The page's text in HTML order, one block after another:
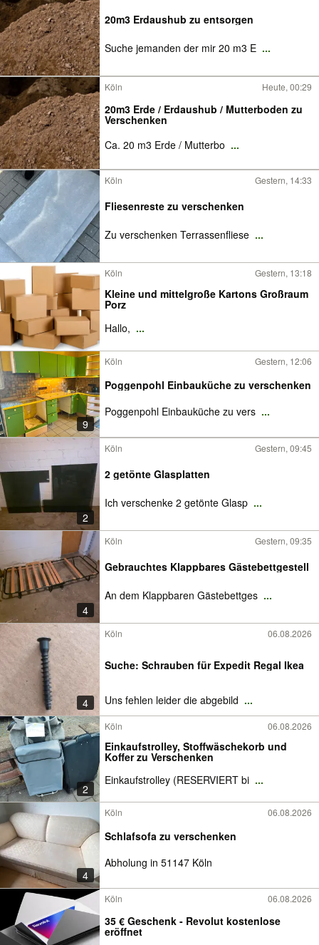
20m3 Erdaushub zu entsorgen
Suche jemanden der mir 20 m3 E ...
Köln Heute, 00:29
20m3 Erde / Erdaushub / Mutterboden zu
Verschenken
Ca. 20 m3 Erde / Mutterbo ...
Köln Gestern, 14:33
Fliesenreste zu verschenken
Zu verschenken Terrassenfliese ...
Köln Gestern, 13:18
Kleine und mittelgroße Kartons Großraum
Porz
Hallo, ...
9
Köln Gestern, 12:06
Poggenpohl Einbauküche zu verschenken
Poggenpohl Einbauküche zu vers ...
2
Köln Gestern, 09:45
2 getönte Glasplatten
Ich verschenke 2 getönte Glasp ...
4
Köln Gestern, 09:35
Gebrauchtes Klappbares Gästebettgestell
An dem Klappbaren Gästebettges ...
4
Köln 06.08.2026
Suche: Schrauben für Expedit Regal Ikea
Uns fehlen leider die abgebild ...
2
Köln 06.08.2026
Einkaufstrolley, Stoffwäschekorb und
Koffer zu Verschenken
Einkaufstrolley (RESERVIERT bi ...
4
Köln 06.08.2026
Schlafsofa zu verschenken
Abholung in 51147 Köln
Köln 06.08.2026
35 € Geschenk - Revolut kostenlose
eröffnet